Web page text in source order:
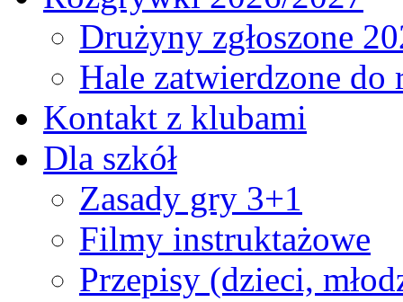
Drużyny zgłoszone
Hale zatwierdzone
Kontakt z klubami
Dla szkół
Zasady gry 3+1
Filmy instruktażowe
Przepisy (dzieci,